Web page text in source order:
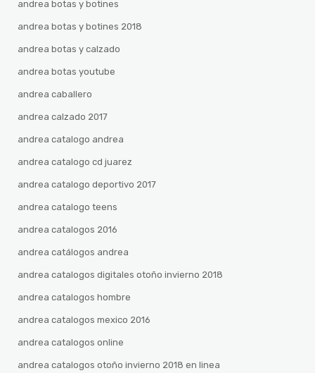
andrea botas y botines
andrea botas y botines 2018
andrea botas y calzado
andrea botas youtube
andrea caballero
andrea calzado 2017
andrea catalogo andrea
andrea catalogo cd juarez
andrea catalogo deportivo 2017
andrea catalogo teens
andrea catalogos 2016
andrea catálogos andrea
andrea catalogos digitales otoño invierno 2018
andrea catalogos hombre
andrea catalogos mexico 2016
andrea catalogos online
andrea catalogos otoño invierno 2018 en linea